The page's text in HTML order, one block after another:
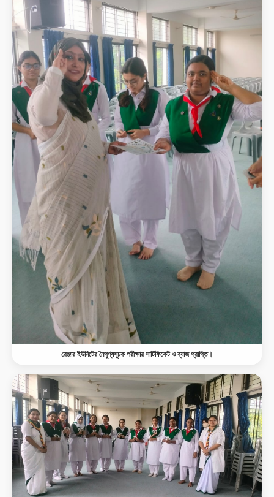
রেঞ্জার ইউনিটের নৈপুণ্যসূচক পরীক্ষার সার্টিফিকেট ও ব্যাজ প্রাপ্তি।